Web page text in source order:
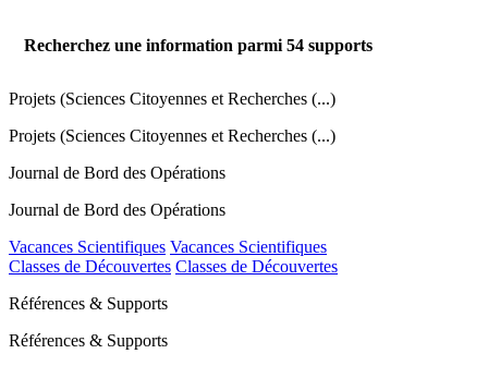
Recherchez une information parmi 54 supports
Projets (Sciences Citoyennes et Recherches (...)
Projets (Sciences Citoyennes et Recherches (...)
Journal de Bord des Opérations
Journal de Bord des Opérations
Vacances Scientifiques Vacances Scientifiques
Classes de Découvertes Classes de Découvertes
Références & Supports
Références & Supports